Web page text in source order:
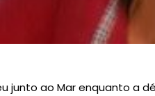
junto ao Mar enquanto a